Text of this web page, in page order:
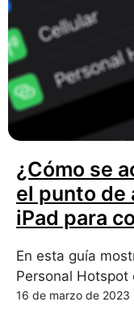
¿Cómo se
el punto de
iPad para
En esta guía
Personal Hotspot
16 de marzo de 2023